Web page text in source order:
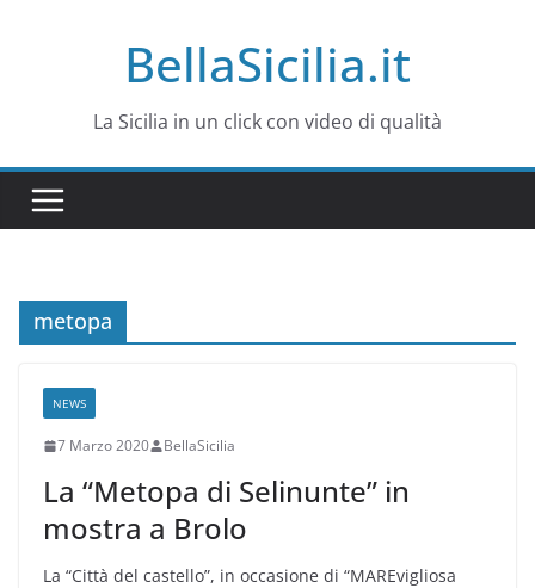
BellaSicilia.it
La Sicilia in un click con video di qualità
metopa
NEWS
7 Marzo 2020 BellaSicilia
La “Metopa di Selinunte” in
mostra a Brolo
La “Città del castello”, in occasione di “MAREvigliosa